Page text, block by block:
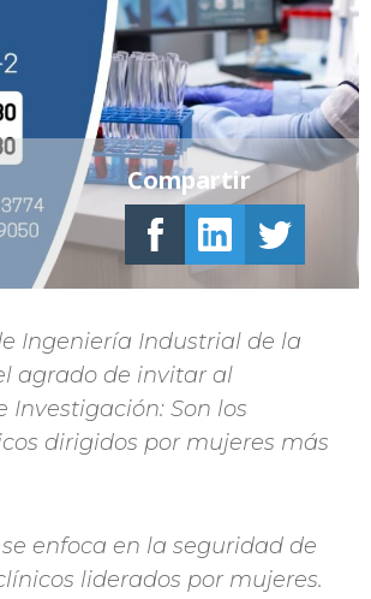
Ingeniería Industrial de la
agrado de invitar al
Investigación: Son los
dirigidos por mujeres más
enfoca en la seguridad de
liderados por mujeres.
Compartir